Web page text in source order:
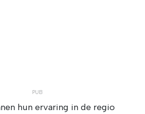
hun ervaring in de regio